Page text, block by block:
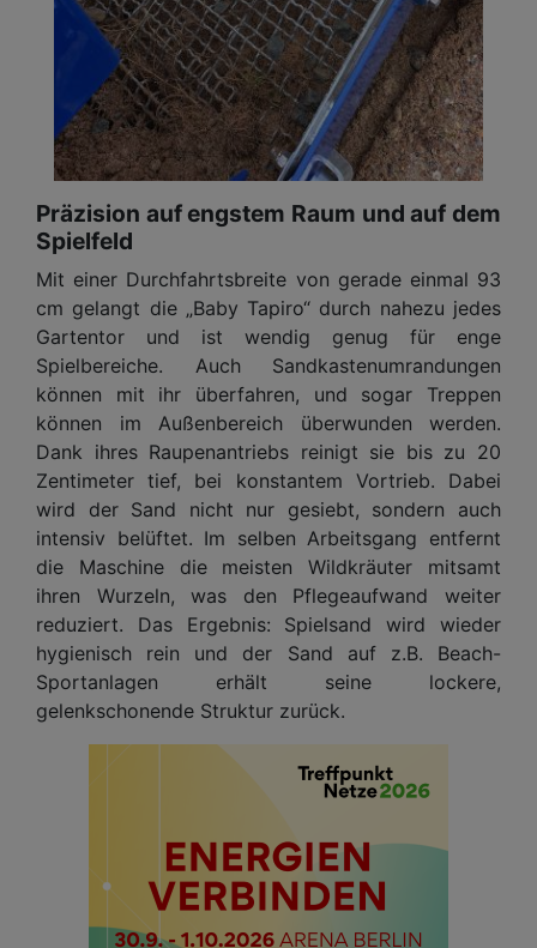
Präzision auf engstem Raum und auf dem
Spielfeld
Mit einer Durchfahrtsbreite von gerade einmal 93
cm gelangt die „Baby Tapiro“ durch nahezu jedes
Gartentor und ist wendig genug für enge
Spielbereiche. Auch Sandkastenumrandungen
können mit ihr überfahren, und sogar Treppen
können im Außenbereich überwunden werden.
Dank ihres Raupenantriebs reinigt sie bis zu 20
Zentimeter tief, bei konstantem Vortrieb. Dabei
wird der Sand nicht nur gesiebt, sondern auch
intensiv belüftet. Im selben Arbeitsgang entfernt
die Maschine die meisten Wildkräuter mitsamt
ihren Wurzeln, was den Pflegeaufwand weiter
reduziert. Das Ergebnis: Spielsand wird wieder
hygienisch rein und der Sand auf z.B. Beach-
Sportanlagen erhält seine lockere,
gelenkschonende Struktur zurück.